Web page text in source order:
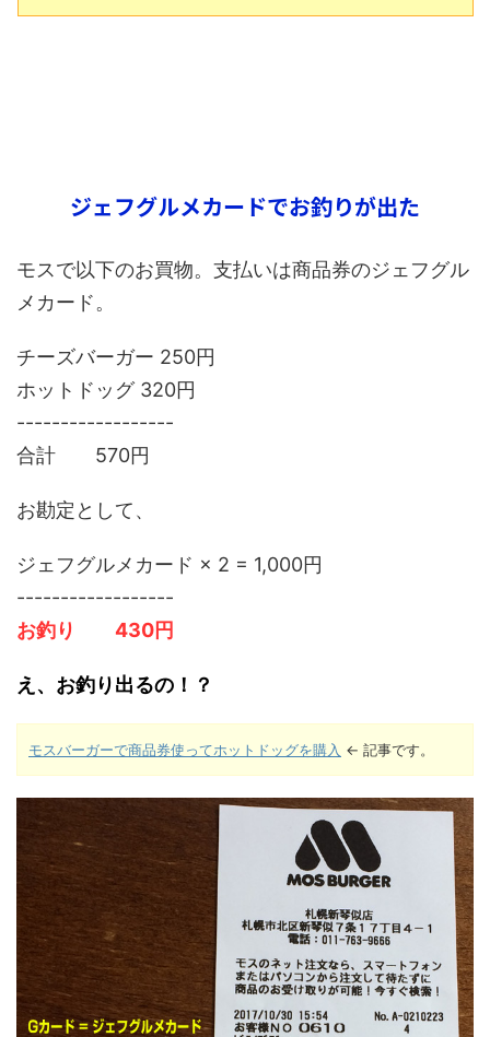
ジェフグルメカードでお釣りが出た
モスで以下のお買物。支払いは商品券のジェフグル
メカード。
チーズバーガー 250円
ホットドッグ 320円
------------------
合計 570円
お勘定として、
ジェフグルメカード × 2 = 1,000円
------------------
お釣り
430円
え、お釣り出るの！？
モスバーガーで商品券使ってホットドッグを購入 ← 記事です。